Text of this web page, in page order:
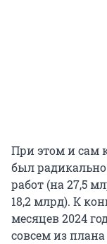
При этом и сам
был
работ (на 27,5
18,2 млрд). К
месяцев 2024
совсем из